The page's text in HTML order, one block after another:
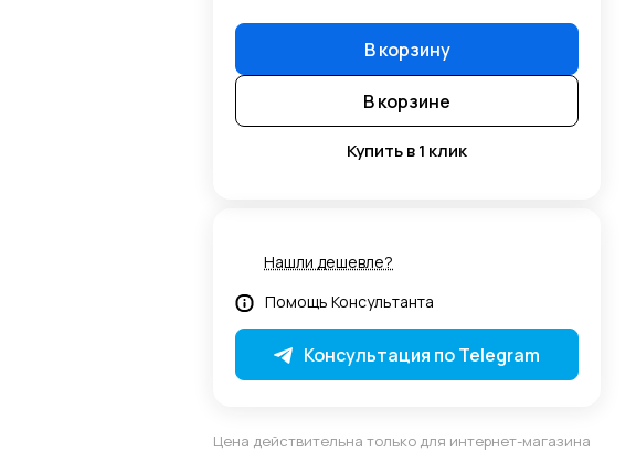
В корзину
В корзине
Купить в 1 клик
Нашли дешевле?
Помощь Консультанта
Консультация по Telegram
Цена действительна только для интернет-магазина